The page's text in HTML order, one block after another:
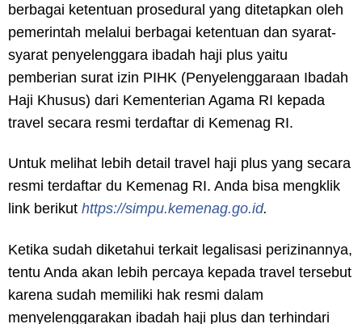
berbagai ketentuan prosedural yang ditetapkan oleh
pemerintah melalui berbagai ketentuan dan syarat-
syarat penyelenggara ibadah haji plus yaitu
pemberian surat izin PIHK (Penyelenggaraan Ibadah
Haji Khusus) dari Kementerian Agama RI kepada
travel secara resmi terdaftar di Kemenag RI.
Untuk melihat lebih detail travel haji plus yang secara
resmi terdaftar du Kemenag RI. Anda bisa mengklik
link berikut https://simpu.kemenag.go.id.
Ketika sudah diketahui terkait legalisasi perizinannya,
tentu Anda akan lebih percaya kepada travel tersebut
karena sudah memiliki hak resmi dalam
menyelenggarakan ibadah haji plus dan terhindari